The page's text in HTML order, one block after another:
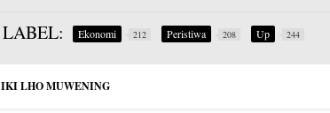
LABEL: Ekonomi 212 Peristiwa 208 Up 244
IKI LHO MUWENING